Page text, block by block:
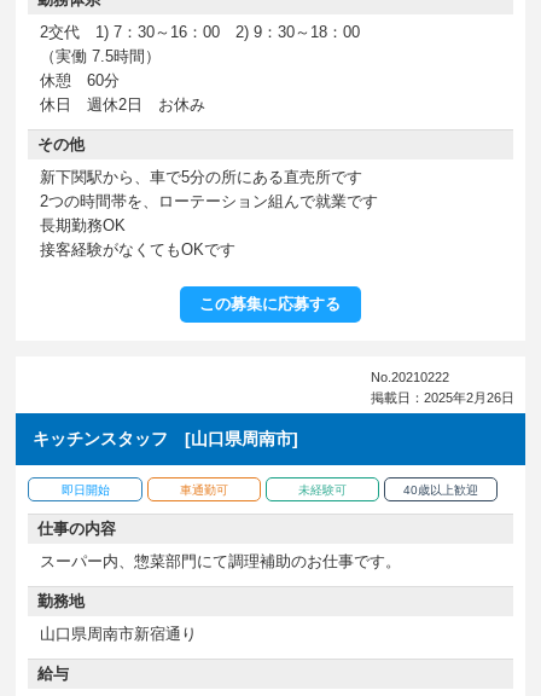
2交代 1) 7：30～16：00 2) 9：30～18：00
（実働 7.5時間）
休憩 60分
休日 週休2日 お休み
その他
新下関駅から、車で5分の所にある直売所です
2つの時間帯を、ローテーション組んで就業です
長期勤務OK
接客経験がなくてもOKです
この募集に応募する
No.20210222
掲載日：2025年2月26日
キッチンスタッフ [山口県周南市]
即日開始 車通勤可 未経験可 40歳以上歓迎
仕事の内容
スーパー内、惣菜部門にて調理補助のお仕事です。
勤務地
山口県周南市新宿通り
給与